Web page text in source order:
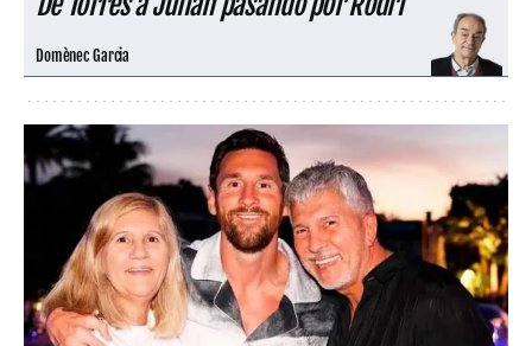
Domènec Garcia